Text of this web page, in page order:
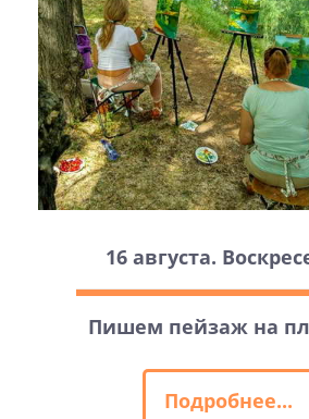
16 августа.
Пишем пейзаж на
Подробнее...